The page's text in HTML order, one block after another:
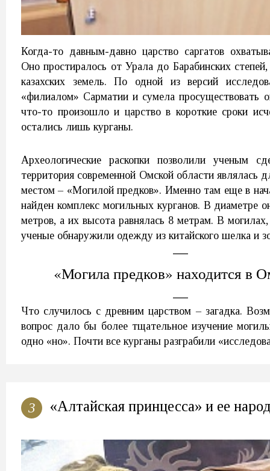
Когда-то давным-давно царство саргатов
Оно простиралось от Урала до Барабинских
казахских земель. По одной из версий
«филиалом» Сарматии и сумела просуществовать
что-то произошло и царство в короткие сроки
остались лишь курганы.
Археологические раскопки позволили ученым
территория современной Омской области являлась
местом – «Могилой предков». Именно там еще в
найден комплекс могильных курганов. В диаметре
метров, а их высота равнялась 8 метрам. В
ученые обнаружили одежду из китайского шелка и
«Могила предков» находится в
Что случилось с древним царством – загадка.
вопрос дало бы более тщательное изучение
одно «но». Почти все курганы разграбили
3 «Алтайская принцесса» и ее